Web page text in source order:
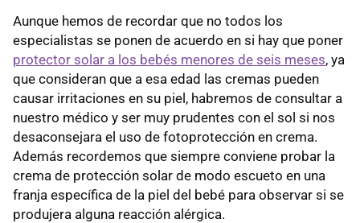
Aunque hemos de recordar que no todos los
especialistas se ponen de acuerdo en si hay que poner
protector solar a los bebés menores de seis meses, ya
que consideran que a esa edad las cremas pueden
causar irritaciones en su piel, habremos de consultar a
nuestro médico y ser muy prudentes con el sol si nos
desaconsejara el uso de fotoprotección en crema.
Además recordemos que siempre conviene probar la
crema de protección solar de modo escueto en una
franja específica de la piel del bebé para observar si se
produjera alguna reacción alérgica.